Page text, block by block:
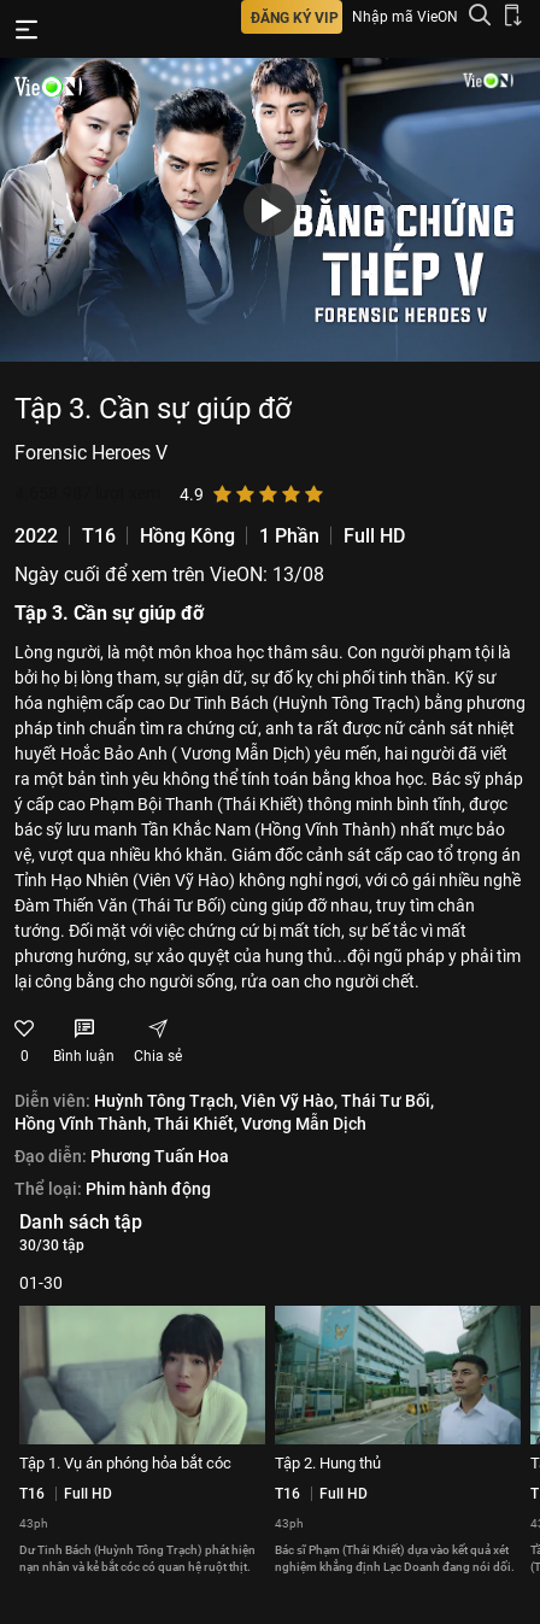
ĐĂNG KÝ VIP Nhập mã VieON
Tập 3. Cần sự giúp đỡ
Forensic Heroes V
4.9
2022 T16 Hồng Kông 1 Phần
Full HD
Ngày cuối để xem trên VieON: 13/08
Tập 3. Cần sự giúp đỡ
Lòng người, là một môn khoa học thâm sâu. Con người phạm tội là
bởi họ bị lòng tham, sự giận dữ, sự đố kỵ chi phối tinh thần. Kỹ sư
hóa nghiệm cấp cao Dư Tinh Bách (Huỳnh Tông Trạch) bằng phương
pháp tinh chuẩn tìm ra chứng cứ, anh ta rất được nữ cảnh sát nhiệt
huyết Hoắc Bảo Anh ( Vương Mẫn Dịch) yêu mến, hai người đã viết
ra một bản tình yêu không thể tính toán bằng khoa học. Bác sỹ pháp
ý cấp cao Phạm Bội Thanh (Thái Khiết) thông minh bình tĩnh, được
bác sỹ lưu manh Tần Khắc Nam (Hồng Vĩnh Thành) nhất mực bảo
vệ, vượt qua nhiều khó khăn. Giám đốc cảnh sát cấp cao tổ trọng án
Tỉnh Hạo Nhiên (Viên Vỹ Hào) không nghỉ ngơi, với cô gái nhiều nghề
Đàm Thiến Văn (Thái Tư Bối) cùng giúp đỡ nhau, truy tìm chân
tướng. Đối mặt với việc chứng cứ bị mất tích, sự bế tắc vì mất
phương hướng, sự xảo quyệt của hung thủ...đội ngũ pháp y phải tìm
lại công bằng cho người sống, rửa oan cho người chết.
0 Bình luận Chia sẻ
Diễn viên: Huỳnh Tông Trạch,Viên Vỹ Hào,Thái Tư Bối,
Hồng Vĩnh Thành,Thái Khiết,Vương Mẫn Dịch
Đạo diễn: Phương Tuấn Hoa
Thể loại: Phim hành động
Danh sách tập
30/30 tập
01-30
Tập 1. Vụ án phóng hỏa bắt cóc
T16 Full HD
43ph
Dư Tinh Bách (Huỳnh Tông Trạch) phát hiện
nạn nhân và kẻ bắt cóc có quan hệ ruột thịt.
Tập 2. Hung thủ
T16 Full HD
43ph
Bác sĩ Phạm (Thái Khiết) dựa vào kết quả xét
nghiệm khẳng định Lạc Doanh đang nói dối.